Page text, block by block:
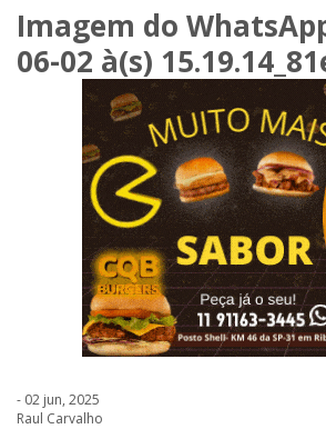
Imagem do
06-02 à(s)
- 02 jun, 2025
Raul Carvalho